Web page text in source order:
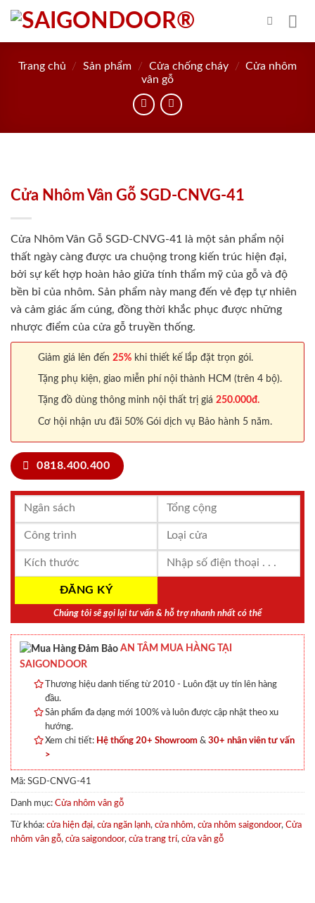
Skip
content
Trang chủ / Sản phẩm / Cửa chống cháy / Cửa nhôm
vân gỗ
Cửa Nhôm Vân Gỗ SGD-CNVG-41
Cửa Nhôm Vân Gỗ SGD-CNVG-41 là một sản phẩm nội
thất ngày càng được ưa chuộng trong kiến trúc hiện đại,
bởi sự kết hợp hoàn hảo giữa tính thẩm mỹ của gỗ và độ
bền bỉ của nhôm. Sản phẩm này mang đến vẻ đẹp tự nhiên
và cảm giác ấm cúng, đồng thời khắc phục được những
nhược điểm của cửa gỗ truyền thống.
Giảm giá lên đến 25% khi thiết kế lắp đặt trọn gói.
Tặng phụ kiện, giao miễn phí nội thành HCM (trên 4 bộ).
Tặng đồ dùng thông minh nội thất trị giá 250.000đ.
Cơ hội nhận ưu đãi 50% Gói dịch vụ Bảo hành 5 năm.
0818.400.400
Chúng tôi sẽ gọi lại tư vấn & hỗ trợ nhanh nhất có thể
AN TÂM MUA HÀNG TẠI
SAIGONDOOR
Thương hiệu danh tiếng từ 2010 - Luôn đặt uy tín lên hàng
đầu.
Sản phẩm đa dạng mới 100% và luôn được cập nhật theo xu
hướng.
Xem chi tiết: Hệ thống 20+ Showroom & 30+ nhân viên tư vấn
>
Mã: SGD-CNVG-41
Danh mục: Cửa nhôm vân gỗ
Từ khóa: cửa hiện đại, cửa ngăn lạnh, cửa nhôm, cửa nhôm saigondoor, Cửa
nhôm vân gỗ, cửa saigondoor, cửa trang trí, cửa vân gỗ